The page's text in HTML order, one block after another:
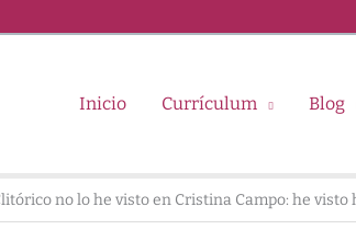
Inicio Currículum Blog
no lo he visto en Cristina Campo: he